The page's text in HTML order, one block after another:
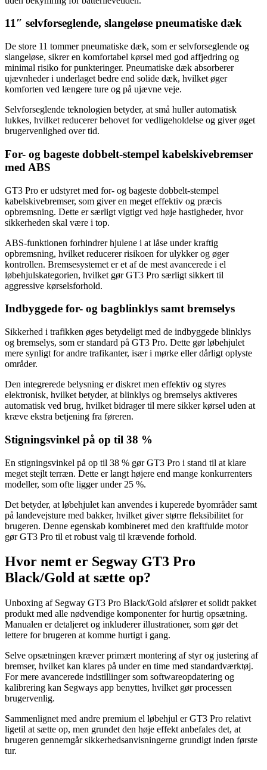
11″ selvforseglende, slangeløse pneumatiske dæk
De store 11 tommer pneumatiske dæk, som er selvforseglende og
slangeløse, sikrer en komfortabel kørsel med god affjedring og
minimal risiko for punkteringer. Pneumatiske dæk absorberer
ujævnheder i underlaget bedre end solide dæk, hvilket øger
komforten ved længere ture og på ujævne veje.
Selvforseglende teknologien betyder, at små huller automatisk
lukkes, hvilket reducerer behovet for vedligeholdelse og giver øget
brugervenlighed over tid.
For- og bageste dobbelt-stempel kabelskivebremser
med ABS
GT3 Pro er udstyret med for- og bageste dobbelt-stempel
kabelskivebremser, som giver en meget effektiv og præcis
opbremsning. Dette er særligt vigtigt ved høje hastigheder, hvor
sikkerheden skal være i top.
ABS-funktionen forhindrer hjulene i at låse under kraftig
opbremsning, hvilket reducerer risikoen for ulykker og øger
kontrollen. Bremsesystemet er et af de mest avancerede i el
løbehjulskategorien, hvilket gør GT3 Pro særligt sikkert til
aggressive kørselsforhold.
Indbyggede for- og bagblinklys samt bremselys
Sikkerhed i trafikken øges betydeligt med de indbyggede blinklys
og bremselys, som er standard på GT3 Pro. Dette gør løbehjulet
mere synligt for andre trafikanter, især i mørke eller dårligt oplyste
områder.
Den integrerede belysning er diskret men effektiv og styres
elektronisk, hvilket betyder, at blinklys og bremselys aktiveres
automatisk ved brug, hvilket bidrager til mere sikker kørsel uden at
kræve ekstra betjening fra føreren.
Stigningsvinkel på op til 38 %
En stigningsvinkel på op til 38 % gør GT3 Pro i stand til at klare
meget stejlt terræn. Dette er langt højere end mange konkurrenters
modeller, som ofte ligger under 25 %.
Det betyder, at løbehjulet kan anvendes i kuperede byområder samt
på landevejsture med bakker, hvilket giver større fleksibilitet for
brugeren. Denne egenskab kombineret med den kraftfulde motor
gør GT3 Pro til et robust valg til krævende forhold.
Hvor nemt er Segway GT3 Pro
Black/Gold at sætte op?
Unboxing af Segway GT3 Pro Black/Gold afslører et solidt pakket
produkt med alle nødvendige komponenter for hurtig opsætning.
Manualen er detaljeret og inkluderer illustrationer, som gør det
lettere for brugeren at komme hurtigt i gang.
Selve opsætningen kræver primært montering af styr og justering af
bremser, hvilket kan klares på under en time med standardværktøj.
For mere avancerede indstillinger som softwareopdatering og
kalibrering kan Segways app benyttes, hvilket gør processen
brugervenlig.
Sammenlignet med andre premium el løbehjul er GT3 Pro relativt
ligetil at sætte op, men grundet den høje effekt anbefales det, at
brugeren gennemgår sikkerhedsanvisningerne grundigt inden første
tur.